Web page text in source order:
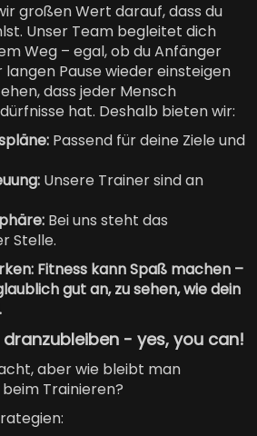
großen Wert darauf, dass du
Unser Team begleitet dich
Weg – egal, ob du Anfänger
Pause wieder einsteigen
dass jeder Mensch
hat. Deshalb bieten wir:
Passend für deine Ziele und
Unsere Trainer sind an
Bei uns steht das
Stelle.
Fitness kann Spaß machen –
gut an, zu sehen, wie dein
dranzubleiben - yes, you can!
aber wie bleibt man
Trainieren?